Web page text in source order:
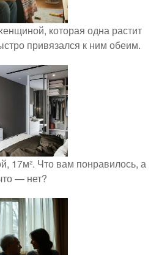
которая одна растит
привязался к ним обеим.
17м². Что вам понравилось, а
— нет?